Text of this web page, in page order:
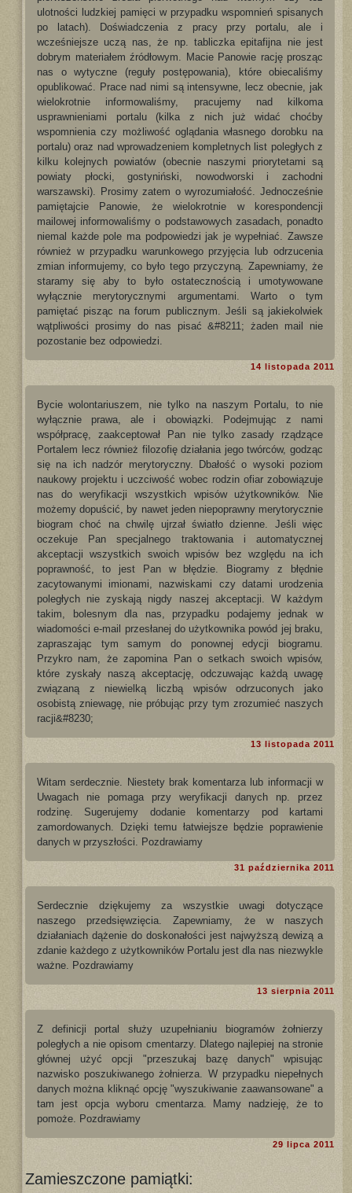
ulotności ludzkiej pamięci w przypadku wspomnień spisanych
po latach). Doświadczenia z pracy przy portalu, ale i
wcześniejsze uczą nas, że np. tabliczka epitafijna nie jest
dobrym materiałem źródłowym. Macie Panowie rację prosząc
nas o wytyczne (reguły postępowania), które obiecaliśmy
opublikować. Prace nad nimi są intensywne, lecz obecnie, jak
wielokrotnie informowaliśmy, pracujemy nad kilkoma
usprawnieniami portalu (kilka z nich już widać choćby
wspomnienia czy możliwość oglądania własnego dorobku na
portalu) oraz nad wprowadzeniem kompletnych list poległych z
kilku kolejnych powiatów (obecnie naszymi priorytetami są
powiaty płocki, gostyniński, nowodworski i zachodni
warszawski). Prosimy zatem o wyrozumiałość. Jednocześnie
pamiętajcie Panowie, że wielokrotnie w korespondencji
mailowej informowaliśmy o podstawowych zasadach, ponadto
niemal każde pole ma podpowiedzi jak je wypełniać. Zawsze
również w przypadku warunkowego przyjęcia lub odrzucenia
zmian informujemy, co było tego przyczyną. Zapewniamy, że
staramy się aby to było ostatecznością i umotywowane
wyłącznie merytorycznymi argumentami. Warto o tym
pamiętać pisząc na forum publicznym. Jeśli są jakiekolwiek
wątpliwości prosimy do nas pisać &#8211; żaden mail nie
pozostanie bez odpowiedzi.
14 listopada 2011
Bycie wolontariuszem, nie tylko na naszym Portalu, to nie
wyłącznie prawa, ale i obowiązki. Podejmując z nami
współpracę, zaakceptował Pan nie tylko zasady rządzące
Portalem lecz również filozofię działania jego twórców, godząc
się na ich nadzór merytoryczny. Dbałość o wysoki poziom
naukowy projektu i uczciwość wobec rodzin ofiar zobowiązuje
nas do weryfikacji wszystkich wpisów użytkowników. Nie
możemy dopuścić, by nawet jeden niepoprawny merytorycznie
biogram choć na chwilę ujrzał światło dzienne. Jeśli więc
oczekuje Pan specjalnego traktowania i automatycznej
akceptacji wszystkich swoich wpisów bez względu na ich
poprawność, to jest Pan w błędzie. Biogramy z błędnie
zacytowanymi imionami, nazwiskami czy datami urodzenia
poległych nie zyskają nigdy naszej akceptacji. W każdym
takim, bolesnym dla nas, przypadku podajemy jednak w
wiadomości e-mail przesłanej do użytkownika powód jej braku,
zapraszając tym samym do ponownej edycji biogramu.
Przykro nam, że zapomina Pan o setkach swoich wpisów,
które zyskały naszą akceptację, odczuwając każdą uwagę
związaną z niewielką liczbą wpisów odrzuconych jako
osobistą zniewagę, nie próbując przy tym zrozumieć naszych
racji&#8230;
13 listopada 2011
Witam serdecznie. Niestety brak komentarza lub informacji w
Uwagach nie pomaga przy weryfikacji danych np. przez
rodzinę. Sugerujemy dodanie komentarzy pod kartami
zamordowanych. Dzięki temu łatwiejsze będzie poprawienie
danych w przyszłości. Pozdrawiamy
31 października 2011
Serdecznie dziękujemy za wszystkie uwagi dotyczące
naszego przedsięwzięcia. Zapewniamy, że w naszych
działaniach dążenie do doskonałości jest najwyższą dewizą a
zdanie każdego z użytkowników Portalu jest dla nas niezwykle
ważne. Pozdrawiamy
13 sierpnia 2011
Z definicji portal służy uzupełnianiu biogramów żołnierzy
poległych a nie opisom cmentarzy. Dlatego najlepiej na stronie
głównej użyć opcji "przeszukaj bazę danych" wpisując
nazwisko poszukiwanego żołnierza. W przypadku niepełnych
danych można kliknąć opcję "wyszukiwanie zaawansowane" a
tam jest opcja wyboru cmentarza. Mamy nadzieję, że to
pomoże. Pozdrawiamy
29 lipca 2011
Zamieszczone pamiątki: